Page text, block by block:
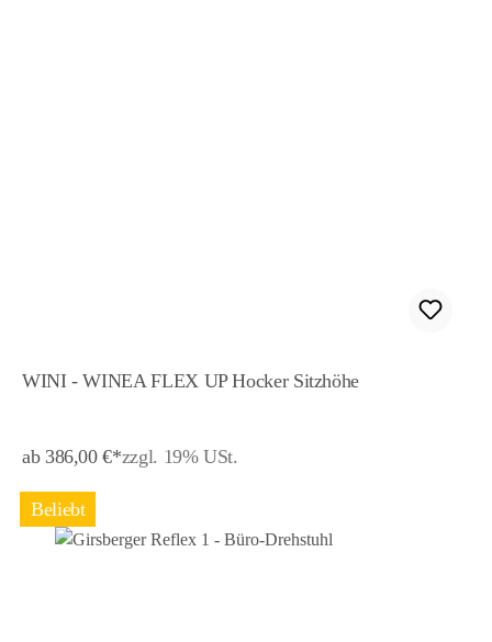
WINI - WINEA FLEX UP Hocker Sitzhöhe
ab 386,00 €*zzgl. 19% USt.
Beliebt